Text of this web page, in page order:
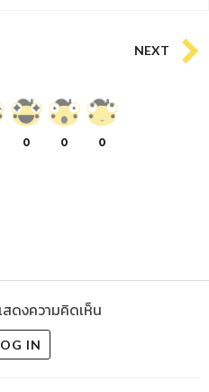
NEXT
0 0 0
สดงความคิดเห็น
IN